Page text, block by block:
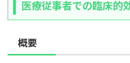
医療従事者での臨床的
概要